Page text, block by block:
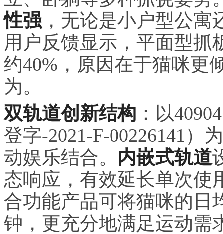
性强 ，无论是小户型公
用户反馈显示，平面型抓
约40%，原因在于猫咪更
为。
双轨道创新结构 ：以
登字-2021-F-00226141）
动娱乐结合。 内嵌式轨道
态响应，有效延长单次使
合功能产品可将猫咪的日
钟，更充分地满足运动需